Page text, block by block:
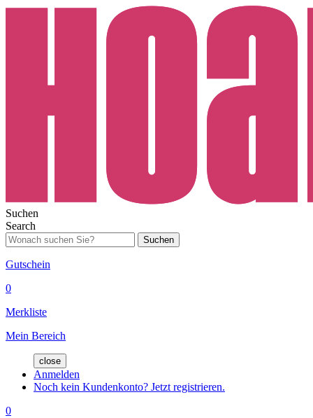
Suchen
Search
Suchen
Gutschein
0
Merkliste
Mein Bereich
close
Anmelden
Noch kein Kundenkonto? Jetzt registrieren.
0